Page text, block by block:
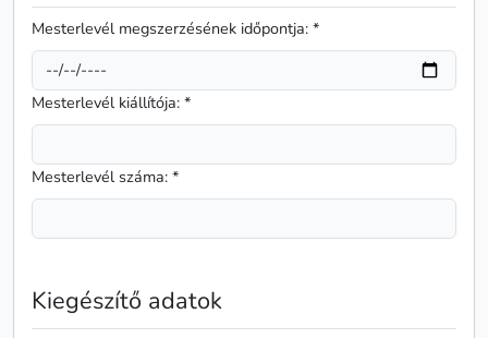
Mesterlevél megszerzésének időpontja: *
Mesterlevél kiállítója: *
Mesterlevél száma: *
Kiegészítő adatok